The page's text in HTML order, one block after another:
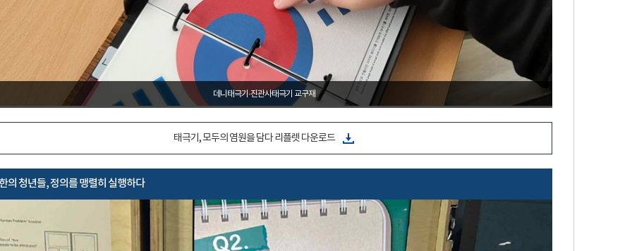
산돌손양원기념관_2024. 8. 14. ~ 9. 21.
태극기, 모두의 염원을 담다 리플렛 다운로드
의 청년들, 정의를 맹렬히 실행하다